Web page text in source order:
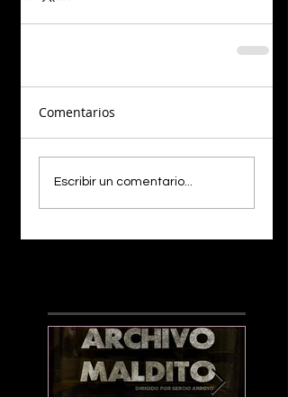
Comentarios
Escribir un comentario...